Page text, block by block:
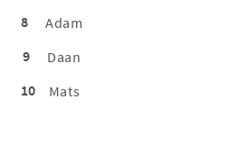
8
Adam
9
Daan
10
Mats